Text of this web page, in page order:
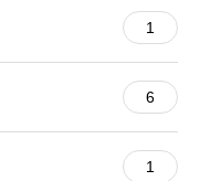
1
6
1